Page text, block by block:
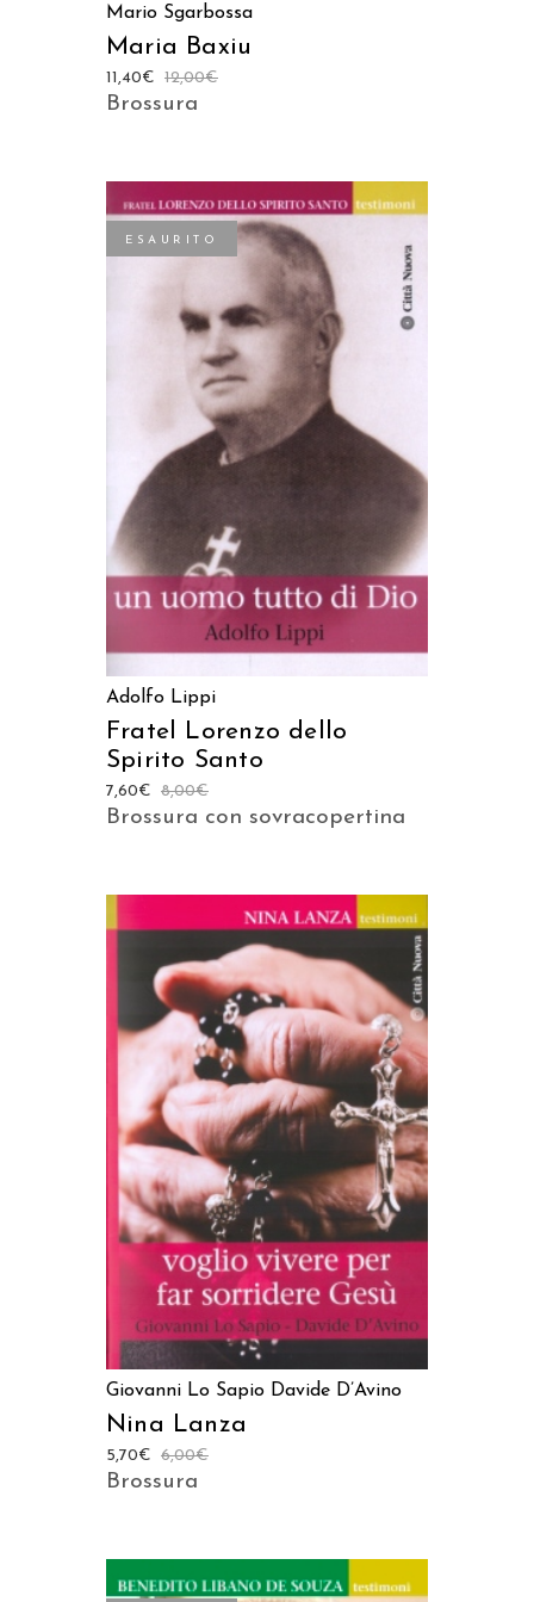
Mario Sgarbossa
Maria Baxiu
12,00€
11,40€
Brossura
ESAURITO
LEGGI TUTTO
Adolfo Lippi
Fratel Lorenzo dello
Spirito Santo
8,00€
7,60€
Brossura con sovracopertina
AGGIUNGI AL CARRELLO
Giovanni Lo Sapio Davide D’Avino
Nina Lanza
6,00€
5,70€
Brossura